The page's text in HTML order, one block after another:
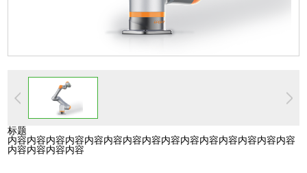
标题
内容内容内容内容内容内容内容内容内容内容内容内容内容内容内容
内容内容内容内容